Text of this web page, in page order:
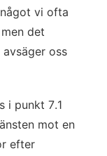
vi ofta
det
oss
i punkt 7.1
mot en
efter